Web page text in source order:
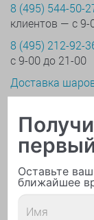
8 (495) 544-50-
клиентов — с 9-
8 (495) 212-92-
с 9-00 до 21-00
Доставка
Онлайн
Вопросы,
по заказу
Отзывы,
жалобы
Оставьте
ближайшее